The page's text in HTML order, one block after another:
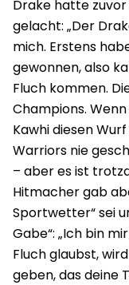
Drake hatte
gelacht: „Der
mich. Erstens
gewonnen, also
Fluch kommen.
Champions.
Kawhi diesen
Warriors nie
– aber es ist
Hitmacher gab
Sportwetter“ sei
Gabe“: „Ich bin
Fluch glaubst,
geben, das deine